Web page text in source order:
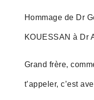
Hommage de Dr
KOUESSAN à Dr
Grand frère,
t’appeler, c’est